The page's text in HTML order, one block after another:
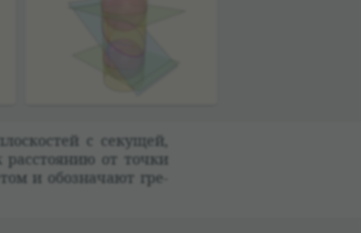
с секущей,
от точки
и обо­зна­чают гре­